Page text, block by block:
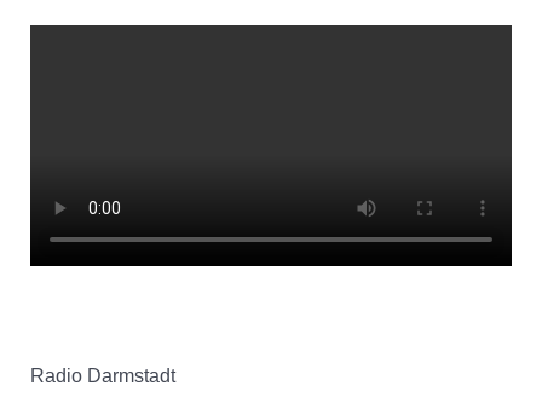
Radio Darmstadt